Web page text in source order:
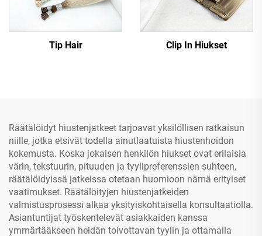
Tip Hair Clip In Hiukset
Räätälöidyt hiustenjatkeet tarjoavat yksilöllisen ratkaisun
niille, jotka etsivät todella ainutlaatuista hiustenhoidon
kokemusta. Koska jokaisen henkilön hiukset ovat erilaisia
värin, tekstuurin, pituuden ja tyylipreferenssien suhteen,
räätälöidyissä jatkeissa otetaan huomioon nämä erityiset
vaatimukset. Räätälöityjen hiustenjatkeiden
valmistusprosessi alkaa yksityiskohtaisella konsultaatiolla.
Asiantuntijat työskentelevät asiakkaiden kanssa
ymmärtääkseen heidän toivottavan tyylin ja ottamalla